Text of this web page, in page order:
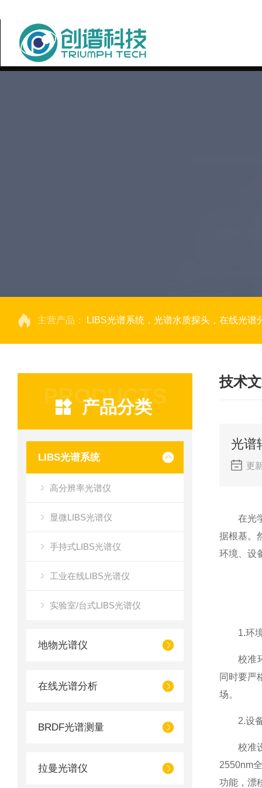
主营产品： LIBS光谱系统，光谱水质探头，在线光谱分析，高光谱相机，量子效
PRODUCTS
产品分类
LIBS光谱系统
高分辨率光谱仪
显微LIBS光谱仪
手持式LIBS光谱仪
工业在线LIBS光谱仪
实验室/台式LIBS光谱仪
地物光谱仪
在线光谱分析
BRDF光谱测量
拉曼光谱仪
技术
光谱
更
在光学
据根基。
环境、设
1.环境
校准环
同时要严
场。
2.设备
校准设
2550nm
功能，漂